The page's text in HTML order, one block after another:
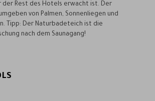
der Rest des Hotels erwacht ist. Der
von Palmen, Sonnenliegen und
Tipp: Der Naturbadeteich ist die
nach dem Saunagang!